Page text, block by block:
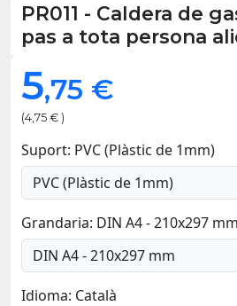
PR011 - Caldera de
pas a tota persona
5,75 €
(4,75 € )
Suport: PVC (Plàstic de 1mm)
Grandaria: DIN A4 - 210x297 mm
Idioma: Català